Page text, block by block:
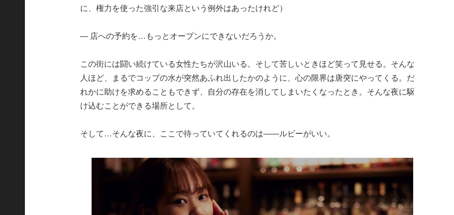
に、権力を使った強引な来店という例外はあったけれど）
― 店への予約を…もっとオープンにできないだろうか。
この街には闘い続けている女性たちが沢山いる。そして苦しいときほど笑って見せる。そんな
人ほど、まるでコップの水が突然あふれ出したかのように、心の限界は唐突にやってくる。だ
れかに助けを求めることもできず、自分の存在を消してしまいたくなったとき。そんな夜に駆
け込むことができる場所として。
そして…そんな夜に、ここで待っていてくれるのは――ルビーがいい。